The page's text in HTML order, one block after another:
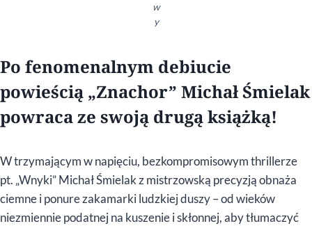
w
y
Po fenomenalnym debiucie
powieścią „Znachor” Michał Śmielak
powraca ze swoją drugą książką!
W trzymającym w napięciu, bezkompromisowym thrillerze
pt. „Wnyki” Michał Śmielak z mistrzowską precyzją obnaża
ciemne i ponure zakamarki ludzkiej duszy – od wieków
niezmiennie podatnej na kuszenie i skłonnej, aby tłumaczyć